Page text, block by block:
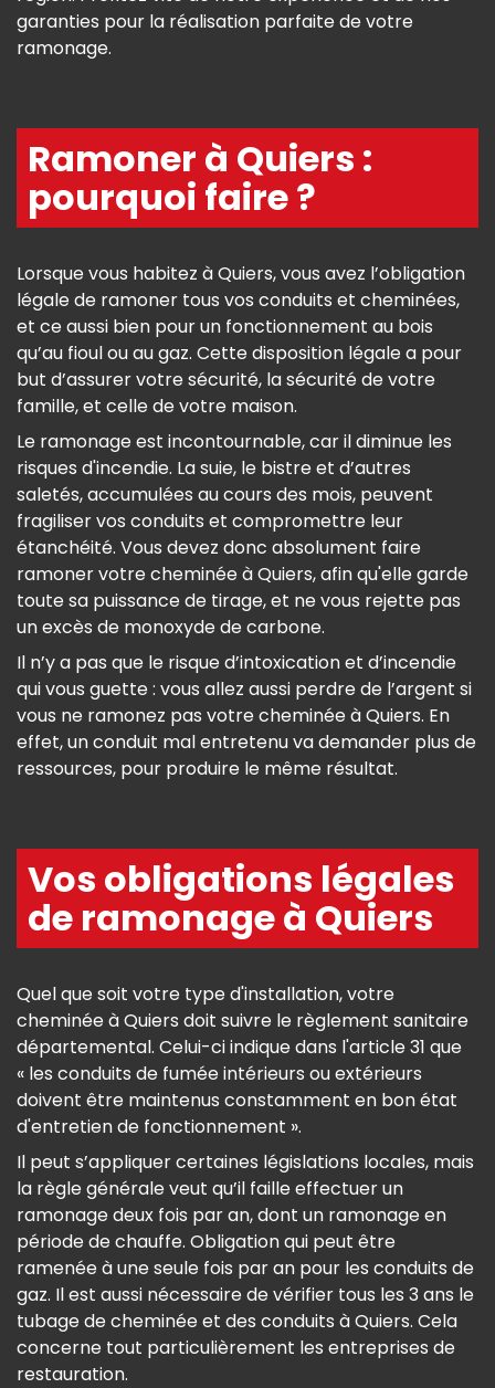
garanties pour la réalisation parfaite de votre
ramonage.
Ramoner à Quiers :
pourquoi faire ?
Lorsque vous habitez à Quiers, vous avez l’obligation
légale de ramoner tous vos conduits et cheminées,
et ce aussi bien pour un fonctionnement au bois
qu’au fioul ou au gaz. Cette disposition légale a pour
but d’assurer votre sécurité, la sécurité de votre
famille, et celle de votre maison.
Le ramonage est incontournable, car il diminue les
risques d'incendie. La suie, le bistre et d’autres
saletés, accumulées au cours des mois, peuvent
fragiliser vos conduits et compromettre leur
étanchéité. Vous devez donc absolument faire
ramoner votre cheminée à Quiers, afin qu'elle garde
toute sa puissance de tirage, et ne vous rejette pas
un excès de monoxyde de carbone.
Il n’y a pas que le risque d’intoxication et d’incendie
qui vous guette : vous allez aussi perdre de l’argent si
vous ne ramonez pas votre cheminée à Quiers. En
effet, un conduit mal entretenu va demander plus de
ressources, pour produire le même résultat.
Vos obligations légales
de ramonage à Quiers
Quel que soit votre type d'installation, votre
cheminée à Quiers doit suivre le règlement sanitaire
départemental. Celui-ci indique dans l'article 31 que
« les conduits de fumée intérieurs ou extérieurs
doivent être maintenus constamment en bon état
d'entretien de fonctionnement ».
Il peut s’appliquer certaines législations locales, mais
la règle générale veut qu’il faille effectuer un
ramonage deux fois par an, dont un ramonage en
période de chauffe. Obligation qui peut être
ramenée à une seule fois par an pour les conduits de
gaz. Il est aussi nécessaire de vérifier tous les 3 ans le
tubage de cheminée et des conduits à Quiers. Cela
concerne tout particulièrement les entreprises de
restauration.